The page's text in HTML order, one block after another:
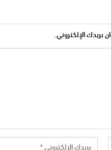
بريدك الإلكتروني.